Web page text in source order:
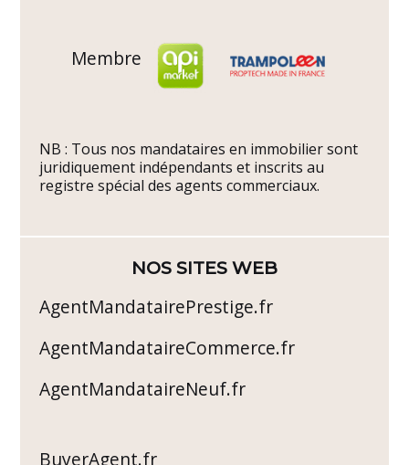
Membre
NB : Tous nos mandataires en immobilier sont
juridiquement indépendants et inscrits au
registre spécial des agents commerciaux.
NOS SITES WEB
AgentMandatairePrestige.fr
AgentMandataireCommerce.fr
AgentMandataireNeuf.fr
BuyerAgent.fr